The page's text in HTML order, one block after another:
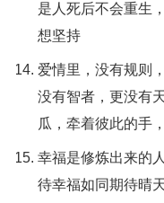
是人死后不会重生
想坚持
爱情里，没有规则
没有智者，更没有
瓜，牵着彼此的手
幸福是修炼出来的
待幸福如同期待晴